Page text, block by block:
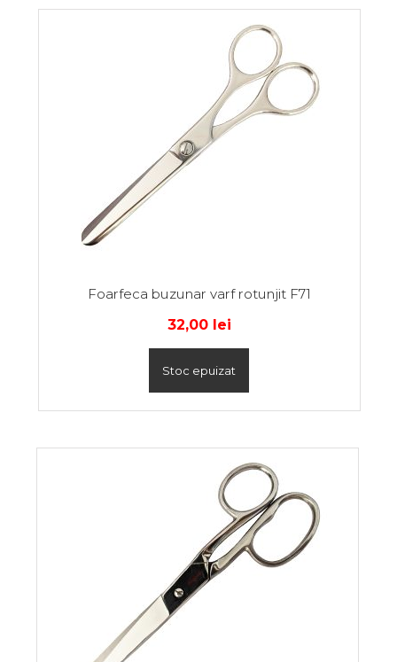
Foarfeca buzunar varf rotunjit F71
32,00 lei
Stoc epuizat